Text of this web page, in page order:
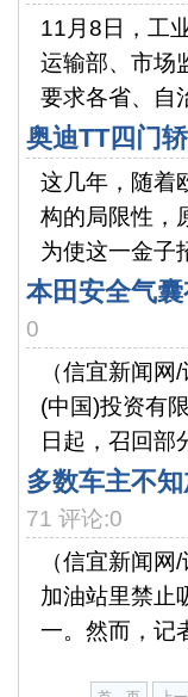
11月8日，工
运输部、市场
要求各省、自
奥迪TT四门
这几年，随着
构的局限性，
为使这一金子
本田安全气
0
（信宜新闻
(中国)投资有
日起，召回
多数车主不
71 评论:0
（信宜新闻
加油站里禁止
一。然而，记